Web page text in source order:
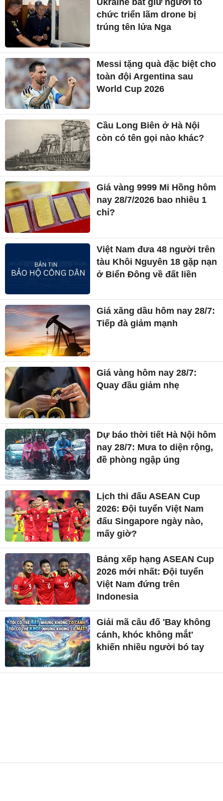
chức triển lãm drone bị
trúng tên lửa Nga
Messi tặng quà đặc biệt cho
toàn đội Argentina sau
World Cup 2026
Cầu Long Biên ở Hà Nội
còn có tên gọi nào khác?
Giá vàng 9999 Mi Hồng hôm
nay 28/7/2026 bao nhiêu 1
chỉ?
Việt Nam đưa 48 người trên
tàu Khôi Nguyên 18 gặp nạn
ở Biển Đông về đất liền
Giá xăng dầu hôm nay 28/7:
Tiếp đà giảm mạnh
Giá vàng hôm nay 28/7:
Quay đầu giảm nhẹ
Dự báo thời tiết Hà Nội hôm
nay 28/7: Mưa to diện rộng,
đề phòng ngập úng
Lịch thi đấu ASEAN Cup
2026: Đội tuyển Việt Nam
đấu Singapore ngày nào,
mấy giờ?
Bảng xếp hạng ASEAN Cup
2026 mới nhất: Đội tuyển
Việt Nam đứng trên
Indonesia
Giải mã câu đố 'Bay không
cánh, khóc không mắt'
khiến nhiều người bó tay